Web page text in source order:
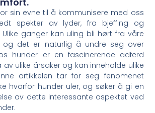
sin evne til å kommunisere med⁤ oss
spekter av lyder, fra bjeffing og
Ulike ganger kan uling bli hørt fra våre
og det er naturlig å undre seg over
hunder er en fascinerende adferd
ulike ⁤årsaker og kan inneholde ulike
⁤artikkelen tar for seg fenomenet⁤
hvorfor​ hunder uler, og ​søker å gi en
av dette interessante aspektet ved